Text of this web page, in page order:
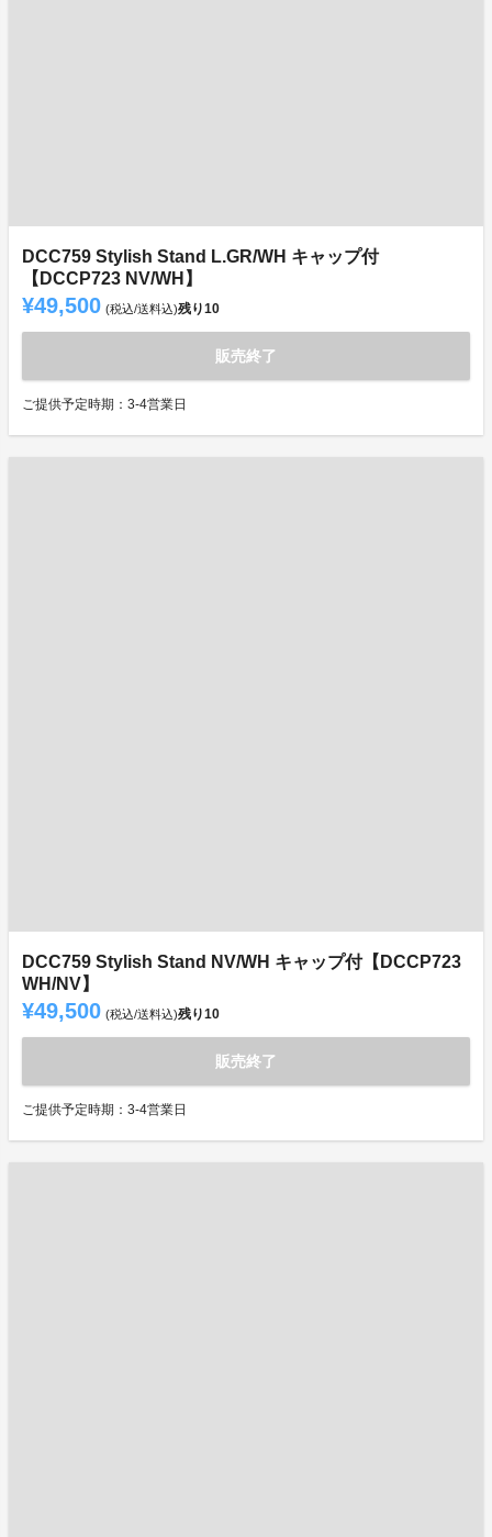
DCC759 Stylish Stand L.GR/WH キャップ付
【DCCP723 NV/WH】
¥49,500 (税込/送料込)残り10
販売終了
ご提供予定時期：3-4営業日
DCC759 Stylish Stand NV/WH キャップ付【DCCP723
WH/NV】
¥49,500 (税込/送料込)残り10
販売終了
ご提供予定時期：3-4営業日